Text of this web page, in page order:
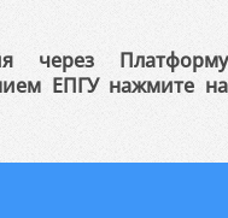
через Платформу
ЕПГУ нажмите на